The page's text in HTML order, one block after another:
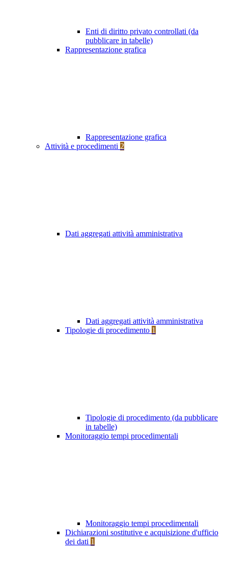
Enti di diritto privato controllati (da
pubblicare in tabelle)
Rappresentazione grafica
Rappresentazione grafica
Attività e procedimenti 2
Dati aggregati attività amministrativa
Dati aggregati attività amministrativa
Tipologie di procedimento 1
Tipologie di procedimento (da pubblicare
in tabelle)
Monitoraggio tempi procedimentali
Monitoraggio tempi procedimentali
Dichiarazioni sostitutive e acquisizione d'ufficio
dei dati 1